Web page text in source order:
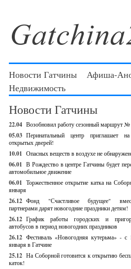
Новости Гатчины Афиша-
Недвижимость
Новости Гатчины
22.04 Возобновил работу сезонный маршрут
05.03 Перинатальный центр приглашает
открытых дверей!
10.01 Опасных веществ в воздухе не
06.01 В Рождество в центре Гатчины будет
автомобильное движение
06.01 Торжественное открытие катка на
января
26.12 Фонд "Счастливое будущее"
партнерами дарят новогодние праздники детям!
26.12 График работы городских и
автобусов в период новогодних праздников
26.12 Фестиваль «Новогодняя кутерьма» -
января в Гатчине
25.12 На Соборной готовится к открытию
каток!